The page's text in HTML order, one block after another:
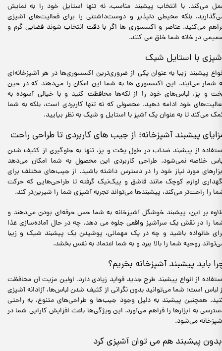
می‌کند. با انتخاب پیشبند مناسب، نه تنها استایل خود را به نمایش
بلکه محیطی دلپذیر و دوست‌داشتنی را برای فعالیت‌های آشپزی
می‌کنید. عناصر و اکسسوری ها اگر با دقت انتخاب شوند فضایی گرم و
در خانه شما خلق می کنند.
با استایل شیک
پیشبند زیبا به عنوان یکی از ضروری‌ترین اکسسوری‌ها در هر آشپزخانه‌ای
شمار می‌آیند. این اکسسوری ها به شما این امکان را می‌دهند که در حین
و پز، لباس‌های خود را از لکه‌ها محافظت کنید و با خیالی آسوده به
خود ادامه دهید. محصولی که نه تنها کاربردی است، بلکه به شما
می‌کند تا به عنوان یک آشپز با استایل و شیک به نظر بیایید.
پیشبند آشپزخانه؛ از جیب های کاربردی تا طراحی راحت
از پیشبند ضدآب در طول پخت و پز، تنها به جلوگیری از کثیف شدن
خلاصه نمی‌شود. طراحی کاربردی این محصول به شما امکان می‌دهد
مورد نیاز خود را در دسترس داشته باشید. از جیب‌های مختلف برای
لوازم کوچک مانند قاشق و پیک‌نیک گرفته تا طراحی‌هایی که حرکت
را راحت‌تر می‌کند، پیشبندها می‌تواند تجربه آشپزی شما را شیرین‌تر کند.
بر این، پیشبند خوشگل آشپزخانه به شما حس حرفه‌ای بودن می‌دهند و
را در نقش یک سرآشپز واقعی جلوه می دهد. چه در حال آماده‌سازی غذا
خانواده باشید و چه در یک مهمانی، پوشیدن یک پیشبند شیک و زیبا
روحیه شما را بالا ببرد و به شما اعتماد به نفس بخشد.
باید پیشبند آشپزخانه بخریم؟
از انواع پیشبند طرح جدید فواید زیادی دارد. اولین مزیت آن محافظت
لباس است؛ شما می‌توانید بدون نگرانی از کثیف شدن لباس‌ها، آزادانه آشپزی
همچنین پیشبند به دلیل وجود جیب‌ها و طراحی‌های متنوع، به راحتی
به ابزارها را فراهم می‌آورد. این ویژگی‌ها باعث افزایش کارایی شما در
می‌شود.